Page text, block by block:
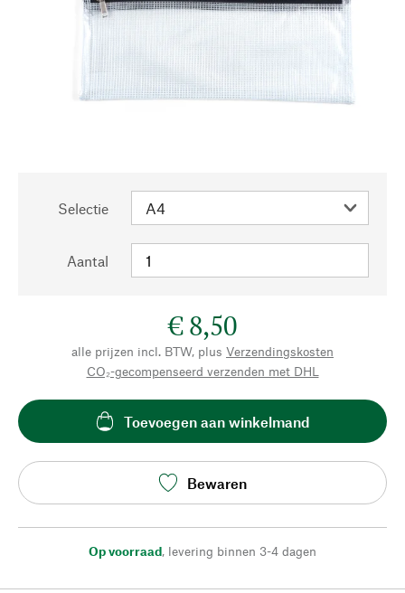
Selectie
Aantal
€ 8,50
alle prijzen incl. BTW, plus Verzendingskosten
CO₂-gecompenseerd verzenden met DHL
Toevoegen aan winkelmand
Bewaren
Op voorraad, levering binnen 3-4 dagen